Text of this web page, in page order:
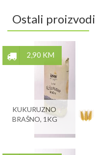
Ostali proizvodi
2,90 KM
KUKURUZNO
BRAŠNO, 1KG